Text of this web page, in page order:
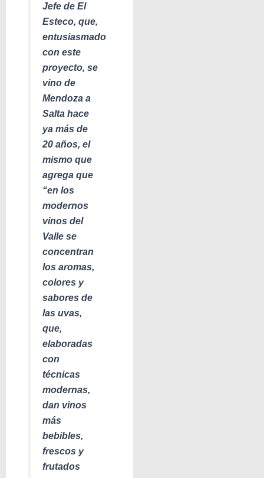
Jefe de El
Esteco, que,
entusiasmado
con este
proyecto, se
vino de
Mendoza a
Salta hace
ya más de
20 años, el
mismo que
agrega que
“en los
modernos
vinos del
Valle se
concentran
los aromas,
colores y
sabores de
las uvas,
que,
elaboradas
con
técnicas
modernas,
dan vinos
más
bebibles,
frescos y
frutados